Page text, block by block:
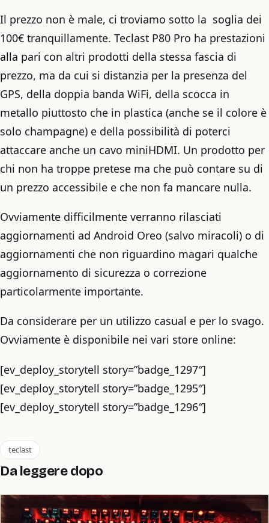
Il prezzo non è male, ci troviamo sotto la soglia dei
100€ tranquillamente. Teclast P80 Pro ha prestazioni
alla pari con altri prodotti della stessa fascia di
prezzo, ma da cui si distanzia per la presenza del
GPS, della doppia banda WiFi, della scocca in
metallo piuttosto che in plastica (anche se il colore è
solo champagne) e della possibilità di poterci
attaccare anche un cavo miniHDMI. Un prodotto per
chi non ha troppe pretese ma che può contare su di
un prezzo accessibile e che non fa mancare nulla.
Ovviamente difficilmente verranno rilasciati
aggiornamenti ad Android Oreo (salvo miracoli) o di
aggiornamenti che non riguardino magari qualche
aggiornamento di sicurezza o correzione
particolarmente importante.
Da considerare per un utilizzo casual e per lo svago.
Ovviamente è disponibile nei vari store online:
[ev_deploy_storytell story=”badge_1297″]
[ev_deploy_storytell story=”badge_1295″]
[ev_deploy_storytell story=”badge_1296″]
teclast
Da leggere dopo